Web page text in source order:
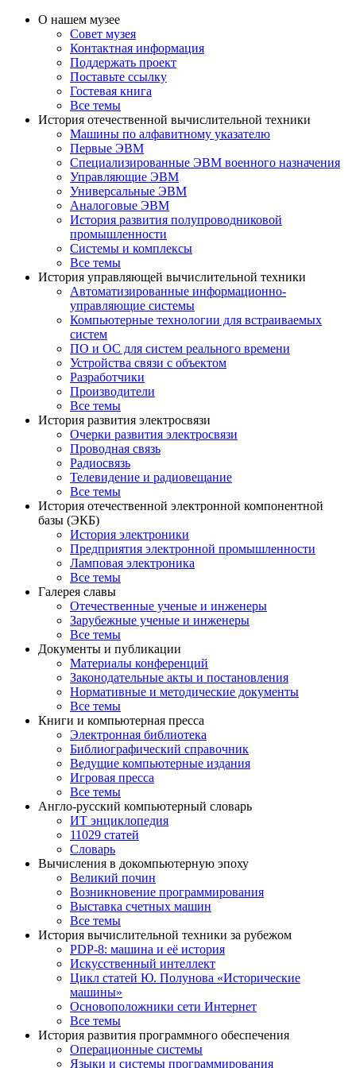
О нашем музее
Совет музея
Контактная информация
Поддержать проект
Поставьте ссылку
Гостевая книга
Все темы
История отечественной вычислительной техники
Машины по алфавитному указателю
Первые ЭВМ
Специализированные ЭВМ военного назначения
Управляющие ЭВМ
Универсальные ЭВМ
Аналоговые ЭВМ
История развития полупроводниковой
промышленности
Системы и комплексы
Все темы
История управляющей вычислительной техники
Автоматизированные информационно-
управляющие системы
Компьютерные технологии для встраиваемых
систем
ПО и ОС для систем реального времени
Устройства связи с объектом
Разработчики
Производители
Все темы
История развития электросвязи
Очерки развития электросвязи
Проводная связь
Радиосвязь
Телевидение и радиовещание
Все темы
История отечественной электронной компонентной
базы (ЭКБ)
История электроники
Предприятия электронной промышленности
Ламповая электроника
Все темы
Галерея славы
Отечественные ученые и инженеры
Зарубежные ученые и инженеры
Все темы
Документы и публикации
Материалы конференций
Законодательные акты и постановления
Нормативные и методические документы
Все темы
Книги и компьютерная пресса
Электронная библиотека
Библиографический справочник
Ведущие компьютерные издания
Игровая пресса
Все темы
Англо-русский компьютерный словарь
ИТ энциклопедия
11029 статей
Словарь
Вычисления в докомпьютерную эпоху
Великий почин
Возникновение программирования
Выставка счетных машин
Все темы
История вычислительной техники за рубежом
PDP-8: машина и её история
Искусственный интеллект
Цикл статей Ю. Полунова «Исторические
машины»
Основоположники сети Интернет
Все темы
История развития программного обеспечения
Операционные системы
Языки и системы программирования